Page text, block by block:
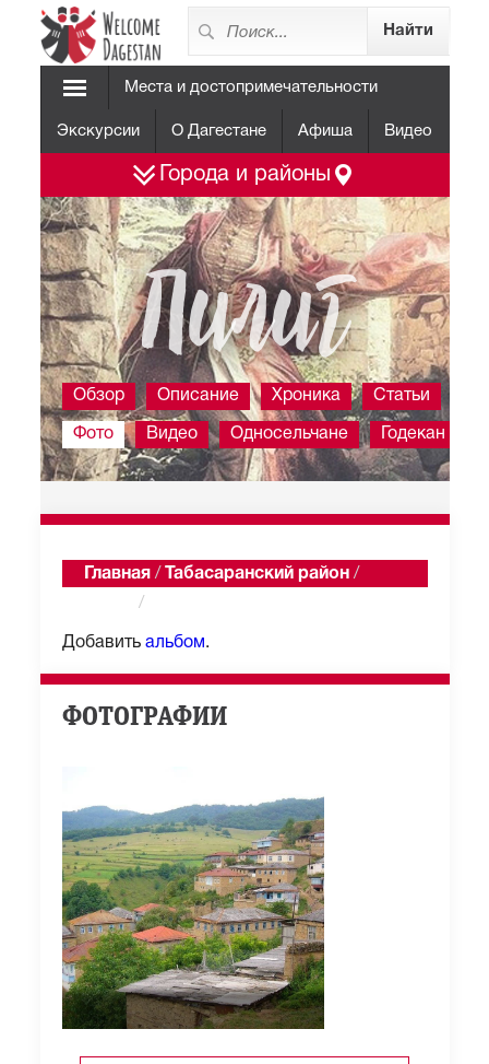
Места и достопримечательности
Экскурсии О Дагестане Афиша Видео
Города и районы
Пилиг
Обзор Описание Хроника Статьи
Фото Видео Односельчане Годекан
Главная / Табасаранский район /
/
Добавить альбом .
ФОТОГРАФИИ